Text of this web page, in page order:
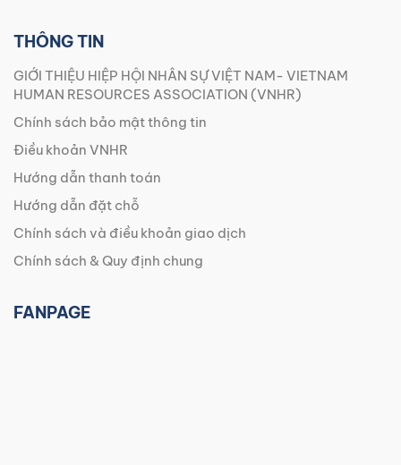
THÔNG TIN
GIỚI THIỆU HIỆP HỘI NHÂN SỰ VIỆT NAM- VIETNAM
HUMAN RESOURCES ASSOCIATION (VNHR)
Chính sách bảo mật thông tin
Điều khoản VNHR
Hướng dẫn thanh toán
Hướng dẫn đặt chỗ
Chính sách và điều khoản giao dịch
Chính sách & Quy định chung
FANPAGE